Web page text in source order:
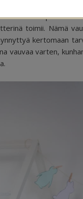
meille saapuivat
toimii. Nämä
kertomaan
vauvaa varten,